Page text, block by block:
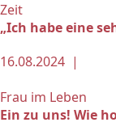
Zeit
„Ich habe eine
16.08.2024 |
Frau im Leben
Ein zu uns! Wie